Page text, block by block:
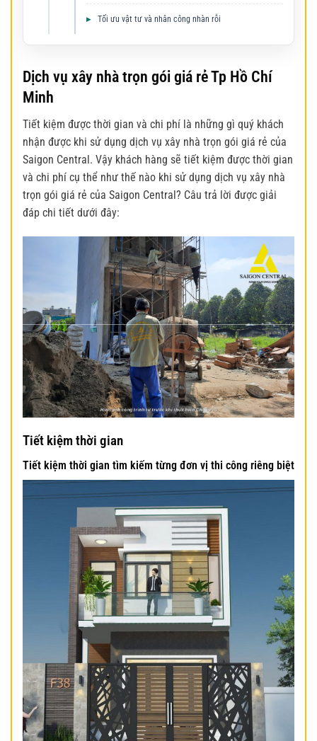
Tối ưu vật tư và nhân công nhàn rỗi
Dịch vụ xây nhà trọn gói giá rẻ Tp Hồ Chí
Minh
Tiết kiệm được thời gian và chi phí là những gì quý khách
nhận được khi sử dụng dịch vụ xây nhà trọn gói giá rẻ của
Saigon Central. Vậy khách hàng sẽ tiết kiệm được thời gian
và chi phí cụ thể như thế nào khi sử dụng dịch vụ xây nhà
trọn gói giá rẻ của Saigon Central? Câu trả lời được giải
đáp chi tiết dưới đây:
Tiết kiệm thời gian
Tiết kiệm thời gian tìm kiếm từng đơn vị thi công riêng biệt